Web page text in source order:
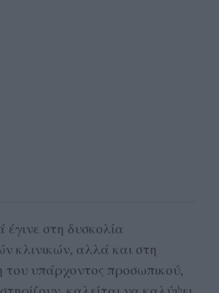
στη δυσκολία
κλινικών, αλλά και στη
του υπάρχοντος προσωπικού,